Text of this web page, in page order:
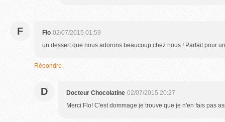
F Flo 02/07/2015 01:59
un dessert que nous adorons beaucoup chez nous ! Parfait pour
Répondre
D Docteur Chocolatine 02/07/2015 20:27
Merci Flo! C'est dommage je trouve que je n'en fais pas